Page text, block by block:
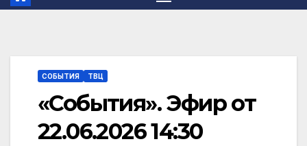
СОБЫТИЯ ТВЦ
«События». Эфир от
22.06.2026 14:30